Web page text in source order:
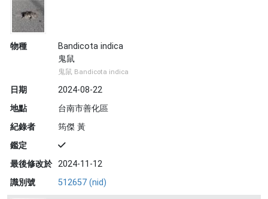
物種
Bandicota indica
鬼鼠
鬼鼠 Bandicota indica
日期
2024-08-22
地點
台南市善化區
紀錄者
筠傑 黃
鑑定
最後修改於 2024-11-12
識別號
512657 (nid)